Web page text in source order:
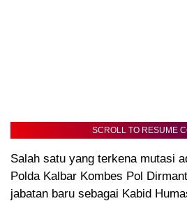
SCROLL TO RESUME
Salah satu yang terkena mutasi
Polda Kalbar Kombes Pol
jabatan baru sebagai Kabid